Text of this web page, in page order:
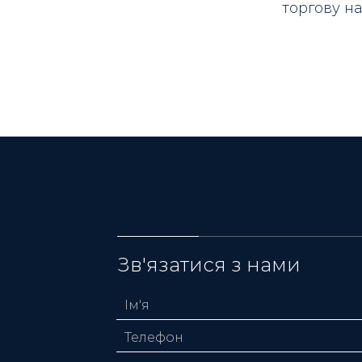
торгову
Зв'язатися з нами